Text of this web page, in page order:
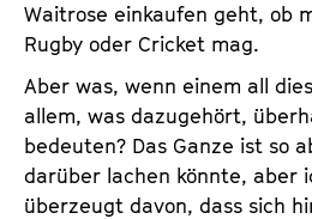
Waitrose einkaufen geht, ob
Rugby oder Cricket mag.
Aber was, wenn einem all
allem, was dazugehört,
bedeuten? Das Ganze ist so
darüber lachen könnte, aber
überzeugt davon, dass sich